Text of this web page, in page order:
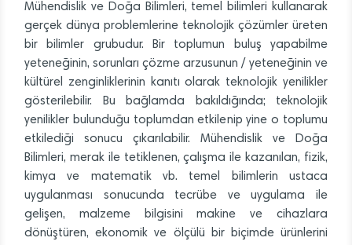
Mühendislik ve Doğa Bilimleri, temel bilimleri kullanarak
gerçek dünya problemlerine teknolojik çözümler üreten
bir bilimler grubudur. Bir toplumun buluş yapabilme
yeteneğinin, sorunları çözme arzusunun / yeteneğinin ve
kültürel zenginliklerinin kanıtı olarak teknolojik yenilikler
gösterilebilir. Bu bağlamda bakıldığında; teknolojik
yenilikler bulunduğu toplumdan etkilenip yine o toplumu
etkilediği sonucu çıkarılabilir. Mühendislik ve Doğa
Bilimleri, merak ile tetiklenen, çalışma ile kazanılan, fizik,
kimya ve matematik vb. temel bilimlerin ustaca
uygulanması sonucunda tecrübe ve uygulama ile
gelişen, malzeme bilgisini makine ve cihazlara
dönüştüren, ekonomik ve ölçülü bir biçimde ürünlerini